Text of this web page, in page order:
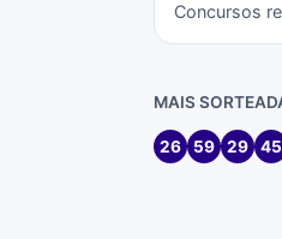
Concursos
MAIS
26 59 29 45